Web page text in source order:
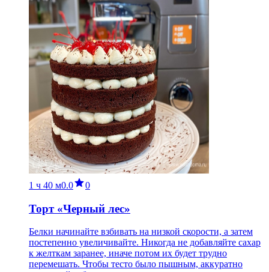
1 ч 40 м0.0 0
Торт «Черный лес»
Белки начинайте взбивать на низкой скорости, а затем
постепенно увеличивайте. Никогда не добавляйте сахар
к желткам заранее, иначе потом их будет трудно
перемешать. Чтобы тесто было пышным, аккуратно